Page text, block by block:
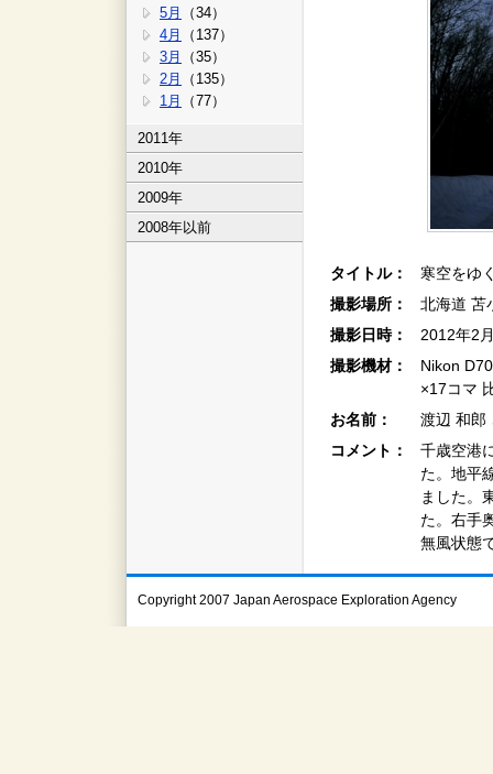
5月
（34）
4月
（137）
3月
（35）
2月
（135）
1月
（77）
2011年
2010年
2009年
2008年以前
タイトル：
寒空をゆ
撮影場所：
北海道 苫
撮影日時：
2012年2
撮影機材：
Nikon
×17コマ
お名前：
渡辺 和郎
コメント：
千歳空港
た。地平
ました。
た。右手
無風状態
Copyright 2007 Japan Aerospace Exploration Agency